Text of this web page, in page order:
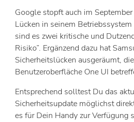
Google stopft auch im
Lücken in seinem
sind es zwei kritische und
Risiko”. Ergänzend dazu hat
Sicherheitslücken ausgeräumt,
Benutzeroberfläche One UI
Entsprechend solltest Du das
Sicherheitsupdate möglichst
es für Dein Handy zur Verfügung